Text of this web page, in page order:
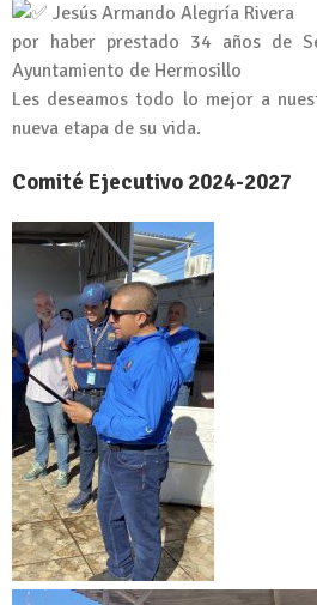
Jesús Armando Alegría Rivera
por haber prestado 34 años de
Ayuntamiento de Hermosillo
Les deseamos todo lo mejor a
nueva etapa de su vida.
Comité Ejecutivo 2024-2027